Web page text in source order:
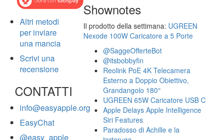
Altri metodi
per inviare
una mancia
Scrivi una
recensione
CONTATTI
info@easyapple.org
EasyChat
@easy_apple
Shownotes
Il prodotto della settimana: UGREEN
Nexode 100W Caricatore a 5 Porte
@SaggeOfferteBot
@itsbobbyfin
Reolink PoE 4K Telecamera
Esterno a Doppio Obiettivo,
Grandangolo 180°
UGREEN 65W Caricatore USB C
Apple Delays Apple Intelligence
Siri Features
Paradosso di Achille e la